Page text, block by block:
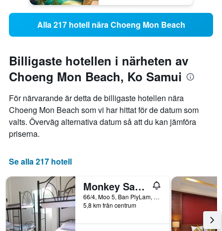
Alla 217 hotell nära Choeng Mon Beach
Billigaste hotellen i närheten av
Choeng Mon Beach, Ko Samui
För närvarande är detta de billigaste hotellen nära
Choeng Mon Beach som vi har hittat för de datum som
valts. Överväg alternativa datum så att du kan jämföra
priserna.
Se alla 217 hotell
Monkey Samui Hostel
66/4, Moo 5, Ban PlyLam, Bo Put, Ko Samui, Thailand
5,8 km från centrum